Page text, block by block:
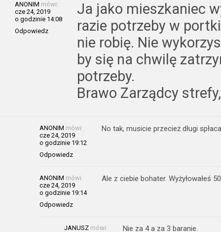
ANONIM mówi:
cze 24, 2019
o godzinie 14:08
Odpowiedz
Ja jako mieszkaniec
razie potrzeby w portki
nie robię. Nie
by się na chwilę
potrzeby.
Brawo Zarządcy
ANONIM mówi:
cze 24, 2019
o godzinie 19:12
Odpowiedz
No tak, musicie przecież długi
ANONIM mówi:
cze 24, 2019
o godzinie 19:14
Odpowiedz
Ale z ciebie bohater. Wyżyłowałeś
JANUSZ mówi:
Nie za 4 a za 3 baranie.